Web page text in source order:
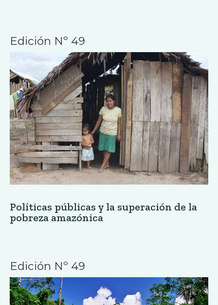
Edición Nº 49
Políticas públicas y la superación de la
pobreza amazónica
Edición Nº 49